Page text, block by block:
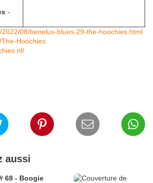
-
08/benelux-blues-29-the-hoochies.html
Hoochies
aussi
68 - Boogie